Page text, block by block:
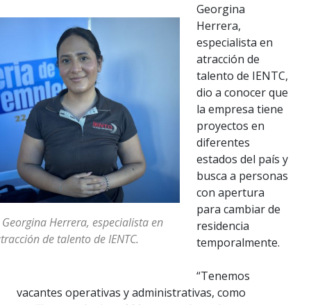
Georgina Herrera, especialista en
de talento de IENTC.
Georgina
Herrera,
especialista en
atracción de
talento de IENTC,
dio a conocer que
la empresa tiene
proyectos en
diferentes
estados del país y
busca a personas
con apertura
para cambiar de
residencia
temporalmente.
“Tenemos
vacantes operativas y administrativas, como